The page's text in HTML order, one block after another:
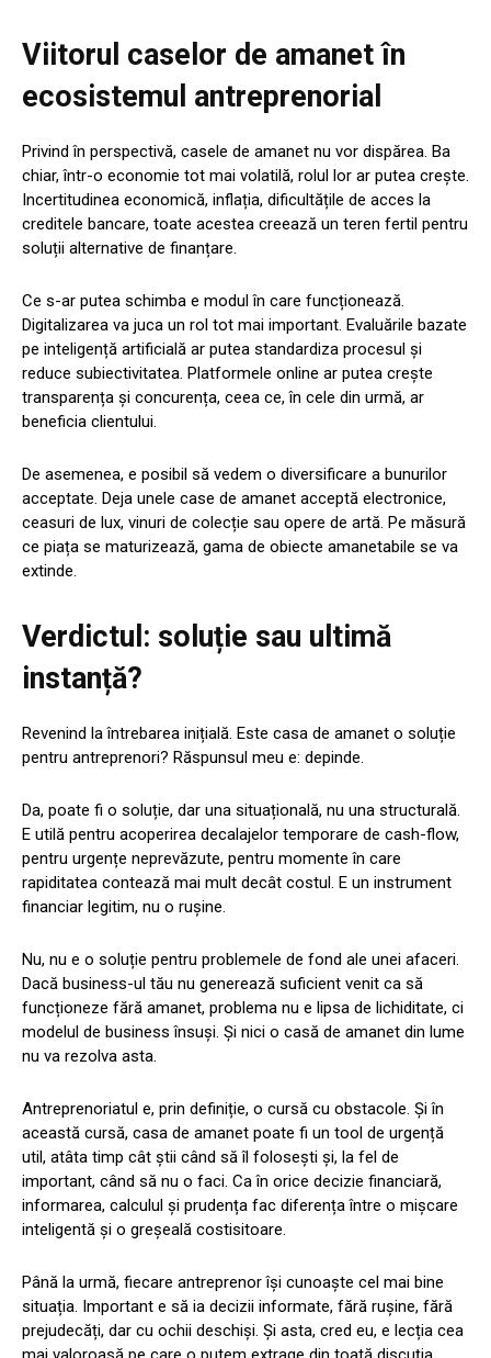
Viitorul caselor de amanet în
ecosistemul antreprenorial
Privind în perspectivă, casele de amanet nu vor dispărea. Ba
chiar, într-o economie tot mai volatilă, rolul lor ar putea crește.
Incertitudinea economică, inflația, dificultățile de acces la
creditele bancare, toate acestea creează un teren fertil pentru
soluții alternative de finanțare.
Ce s-ar putea schimba e modul în care funcționează.
Digitalizarea va juca un rol tot mai important. Evaluările bazate
pe inteligență artificială ar putea standardiza procesul și
reduce subiectivitatea. Platformele online ar putea crește
transparența și concurența, ceea ce, în cele din urmă, ar
beneficia clientului.
De asemenea, e posibil să vedem o diversificare a bunurilor
acceptate. Deja unele case de amanet acceptă electronice,
ceasuri de lux, vinuri de colecție sau opere de artă. Pe măsură
ce piața se maturizează, gama de obiecte amanetabile se va
extinde.
Verdictul: soluție sau ultimă
instanță?
Revenind la întrebarea inițială. Este casa de amanet o soluție
pentru antreprenori? Răspunsul meu e: depinde.
Da, poate fi o soluție, dar una situațională, nu una structurală.
E utilă pentru acoperirea decalajelor temporare de cash-flow,
pentru urgențe neprevăzute, pentru momente în care
rapiditatea contează mai mult decât costul. E un instrument
financiar legitim, nu o rușine.
Nu, nu e o soluție pentru problemele de fond ale unei afaceri.
Dacă business-ul tău nu generează suficient venit ca să
funcționeze fără amanet, problema nu e lipsa de lichiditate, ci
modelul de business însuși. Și nici o casă de amanet din lume
nu va rezolva asta.
Antreprenoriatul e, prin definiție, o cursă cu obstacole. Și în
această cursă, casa de amanet poate fi un tool de urgență
util, atâta timp cât știi când să îl folosești și, la fel de
important, când să nu o faci. Ca în orice decizie financiară,
informarea, calculul și prudența fac diferența între o mișcare
inteligentă și o greșeală costisitoare.
Până la urmă, fiecare antreprenor își cunoaște cel mai bine
situația. Important e să ia decizii informate, fără rușine, fără
prejudecăți, dar cu ochii deschiși. Și asta, cred eu, e lecția cea